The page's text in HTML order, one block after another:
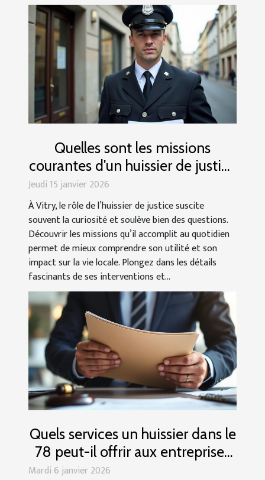
Quelles sont les missions
courantes d'un huissier de justice
à Vitry ?
Jeudi 15 janvier 2026
À Vitry, le rôle de l’huissier de justice suscite
souvent la curiosité et soulève bien des questions.
Découvrir les missions qu’il accomplit au quotidien
permet de mieux comprendre son utilité et son
impact sur la vie locale. Plongez dans les détails
fascinants de ses interventions et...
Quels services un huissier dans le
78 peut-il offrir aux entreprises
locales ?
Mardi 6 janvier 2026